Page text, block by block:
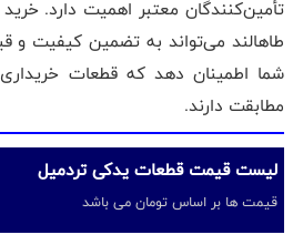
تأمین‌کنندگان معتبر اهمیت دارد.
طاهالند می‌تواند به تضمین کیفیت
شما اطمینان دهد که قطعات خریداری
مطابقت دارند.
لیست قیمت قطعات یدکی تردمیل
قیمت ها بر اساس تومان می باشد